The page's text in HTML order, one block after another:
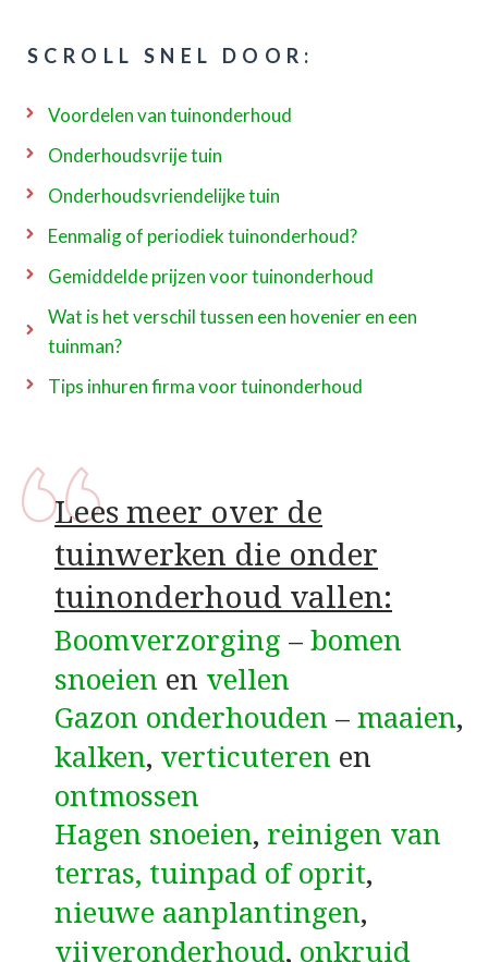
SCROLL SNEL DOOR:
Voordelen van tuinonderhoud
Onderhoudsvrije tuin
Onderhoudsvriendelijke tuin
Eenmalig of periodiek tuinonderhoud?
Gemiddelde prijzen voor tuinonderhoud
Wat is het verschil tussen een hovenier en een
tuinman?
Tips inhuren firma voor tuinonderhoud
Lees meer over de
tuinwerken die onder
tuinonderhoud vallen:
Boomverzorging –bomen
snoeien en vellen
Gazon onderhouden –maaien,
kalken, verticuteren en
ontmossen
Hagen snoeien, reinigen van
terras, tuinpad of oprit,
nieuwe aanplantingen,
vijveronderhoud, onkruid